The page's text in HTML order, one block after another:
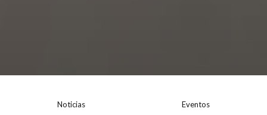
Noticias Eventos